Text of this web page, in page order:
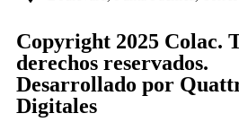
Copyright 2025 Colac.
derechos reservados.
Desarrollado por
Digitales